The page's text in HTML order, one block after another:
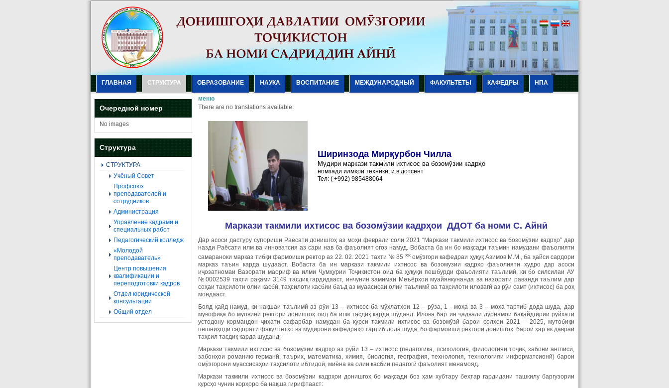
ГЛАВНАЯ СТРУКТУРА ОБРАЗОВАНИЕ НАУКА ВОСПИТАНИЕ МЕЖДУНАРОДНЫЙ ФАКУЛЬТЕТЫ КАФЕДРЫ НПА
Очередной номер
No images
Структура
СТРУКТУРА
Учёный Совет
Профсоюз
преподавателей и
сотрудников
Администрация
Управление кадрами и
специальных работ
Педагогический колледж
«Молодой
преподаватель»
Центр повышения
квалификации и
переподготовки кадров
Отдел юридической
консультации
Общий отдел
меню
There are no translations available.
Ширинзода Мирқурбон Чилла
Мудири маркази такмили ихтисос ва бозомӯзии кадрҳо
номзади илмҳои техникӣ, и.в.дотсент
Тел: ( +992) 985488064
Маркази такмили ихтисос ва бозомӯзии кадрҳои ДДОТ ба номи С. Айнӣ
Дар асоси дастуру супориши Раёсати донишгоҳ аз моҳи феврали соли 2021 “Маркази такмили ихтисос ва бозомӯзии кадрҳо” дар
назди Раёсати илм ва инноватсия аз сари нав ба фаъолият оѓоз намуд. Вобаста ба ин бо мақсади таъмин намудани фаъолияти
самараноки марказ тибқи фармоиши ректор аз 22. 02. 2021 таҳти № 85 хкомӯзгори кафедраи ҳуқуқ Азимов М.М., ба ҳайси сардори
марказ таъин карда шудааст. Вобаста ба ин маркази такмили ихтисос ва бозомузии кадрҳо фаъолияти худро дар асоси
иҷозатномаи Вазорати маориф ва илми Ҷумҳурии Тоҷикистон оид ба ҳуқуқи пешбурди фаъолияти таълимӣ, ки бо силсилаи АУ
№0002539 таҳти рақами 3149 тасдиқ гардидааст, инчунин замимаи Меъёрҳои муайянкунанда ва назорати раванди таълим дар
соҳаи таҳсилоти олии касбӣ, таҳсилоти касбии баъд аз муаасисаи олии таълимӣ ва таҳсилоти иловагӣ аз рӯи самт (ихтисос) ба роҳ
мондааст.
Бояд қайд намуд, ки нақшаи таълимӣ аз рӯи 13 – ихтисос ба мӯҳлатҳои 12 – рӯза, 1 - моҳа ва 3 – моҳа тартиб дода шуда, дар
мувофиқа бо муовини ректори донишгоҳ оид ба илм тасдиқ карда шуданд. Илова бар ин ҷадвали дурнамои бақайдгирии рӯйхати
устодону кормандон ҷиҳати сафарбар намудан ба курси такмили ихтисос ва бозомӯзӣ барои солҳои 2021 – 2025, мутобиқи
пешниҳоди садорати факултетҳо ва мудирони кафедраҳо тартиб дода шуда, бо фармоиши ректори донишгоҳ барои ҳар як давраи
таҳсил тасдиқ карда шуданд;
Маркази такмили ихтисос ва бозомӯзии кадрҳо аз рӯйи 13 – ихтисос (педагогика, психология, филологияи тоҷик, забони англисӣ,
забонҳои романию германӣ, таърих, математика, химия, биология, география, технология, технологияи информатсионӣ) барои
омӯзгорони муассисаҳои таҳсилоти ибтидоӣ, миёна ва олии касбии педагогӣ фаъолият менамояд.
Маркази такмили ихтисос ва бозомӯзии кадрҳои донишгоҳ бо мақсади боз ҳам хубтару беҳтар гардидани ташкилу баргузории
курсҳо чунин корҳоро ба нақша гирифтааст: